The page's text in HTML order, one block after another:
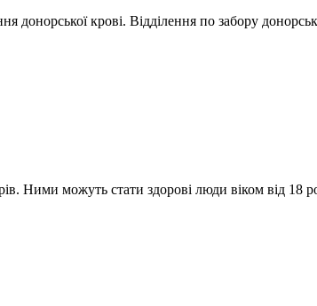
донорської крові. Відділення по забору
Ними можуть стати здорові люди віком від 18